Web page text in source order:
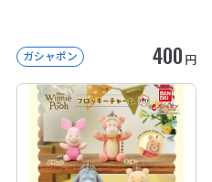
ガシャポン 400 円